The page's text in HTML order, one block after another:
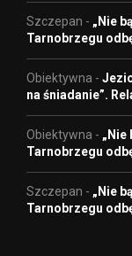
Szczepan - „Nie
Tarnobrzegu
Obiektywna -
na śniadanie”.
Obiektywna - „Nie
Tarnobrzegu
Szczepan - „Nie
Tarnobrzegu